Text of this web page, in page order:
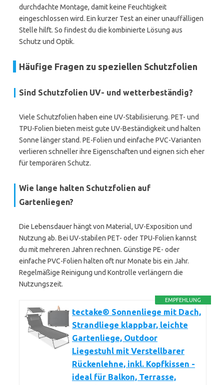
durchdachte Montage, damit keine Feuchtigkeit
eingeschlossen wird. Ein kurzer Test an einer unauffälligen
Stelle hilft. So findest du die kombinierte Lösung aus
Schutz und Optik.
Häufige Fragen zu speziellen Schutzfolien
Sind Schutzfolien UV- und wetterbeständig?
Viele Schutzfolien haben eine UV-Stabilisierung. PET- und
TPU-Folien bieten meist gute UV-Beständigkeit und halten
Sonne länger stand. PE-Folien und einfache PVC-Varianten
verlieren schneller ihre Eigenschaften und eignen sich eher
für temporären Schutz.
Wie lange halten Schutzfolien auf
Gartenliegen?
Die Lebensdauer hängt von Material, UV-Exposition und
Nutzung ab. Bei UV-stabilen PET- oder TPU-Folien kannst
du mit mehreren Jahren rechnen. Günstige PE- oder
einfache PVC-Folien halten oft nur Monate bis ein Jahr.
Regelmäßige Reinigung und Kontrolle verlängern die
Nutzungszeit.
EMPFEHLUNG
tectake® Sonnenliege mit Dach,
Strandliege klappbar, leichte
Gartenliege, Outdoor
Liegestuhl mit Verstellbarer
Rückenlehne, inkl. Kopfkissen -
ideal für Balkon, Terrasse,